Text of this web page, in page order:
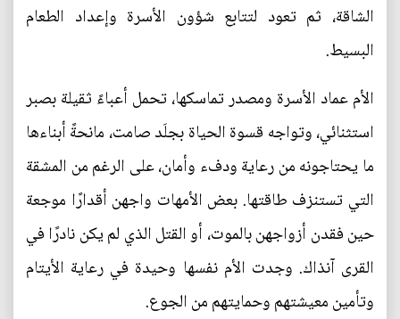
الشاقة، ثم تعود لتتابع شؤون الأسرة وإعداد الطعام
البسيط.
الأم عماد الأسرة ومصدر تماسكها، تحمل أعباءً ثقيلة بصبر
استثنائي، وتواجه قسوة الحياة بجلَد صامت، مانحةً أبناءها
ما يحتاجونه من رعاية ودفء وأمان، على الرغم من المشقة
التي تستنزف طاقتها. بعض الأمهات واجهن أقدارًا موجعة
حين فقدن أزواجهن بالموت، أو القتل الذي لم يكن نادرًا في
القرى آنذاك. وجدت الأم نفسها وحيدة في رعاية الأيتام
وتأمين معيشتهم وحمايتهم من الجوع.